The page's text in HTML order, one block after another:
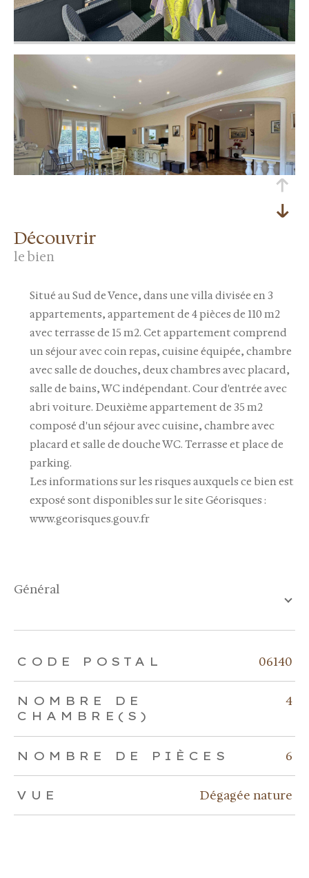
découvrir
le bien
Situé au Sud de Vence, dans une villa divisée en 3
appartements, appartement de 4 pièces de 110 m2
avec terrasse de 15 m2. Cet appartement comprend
un séjour avec coin repas, cuisine équipée, chambre
avec salle de douches, deux chambres avec placard,
salle de bains, WC indépendant. Cour d'entrée avec
abri voiture. Deuxième appartement de 35 m2
composé d'un séjour avec cuisine, chambre avec
placard et salle de douche WC. Terrasse et place de
parking.
Les informations sur les risques auxquels ce bien est
exposé sont disponibles sur le site Géorisques :
www.georisques.gouv.fr
général
TRAD_ZEPHYR_Caracteristique TRAD_ZEPHYR_Valeurs
CODE POSTAL 06140
NOMBRE DE
CHAMBRE(S)
4
NOMBRE DE PIÈCES 6
VUE Dégagée nature